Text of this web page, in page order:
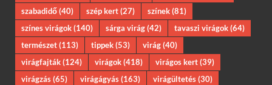
szabadidő(40) szép kert(27) színek(81)
színes virágok(140) sárga virág(42) tavaszi virágok(64)
természet(113) tippek(53) virág(40)
virágfajták(124) virágok(418) virágos kert(39)
virágzás(65) virágágyás(163) virágültetés(30)